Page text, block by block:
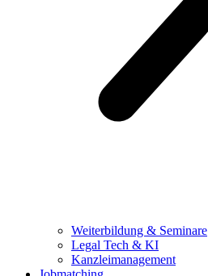
Weiterbildung & Seminare
Legal Tech & KI
Kanzleimanagement